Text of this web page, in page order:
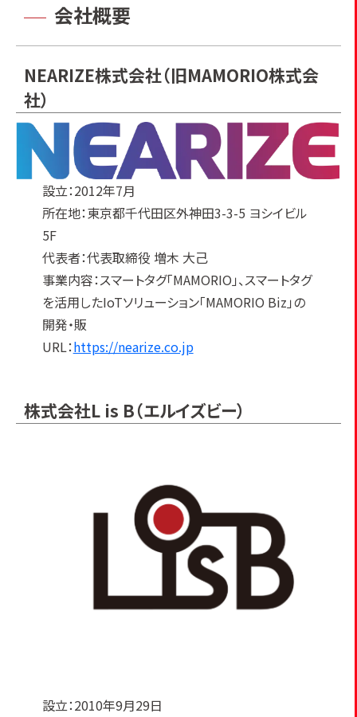
会社概要
NEARIZE株式会社（旧MAMORIO株式会
社）
設立：2012年7月
所在地：東京都千代田区外神田3-3-5 ヨシイビル
5F
代表者：代表取締役 増木 大己
事業内容：スマートタグ「MAMORIO」、スマートタグ
を活用したIoTソリューション「MAMORIO Biz」の
開発・販
URL：https://nearize.co.jp
株式会社L is B（エルイズビー）
設立：2010年9月29日